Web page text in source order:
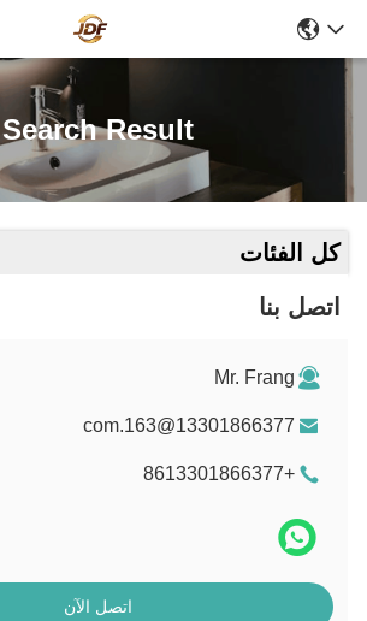
Search Result
كل الفئات
اتصل بنا
Mr. Frang
13301866377@163.com
+8613301866377
اتصل الآن